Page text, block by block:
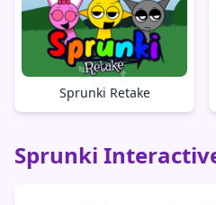
Sprunki Retake
Sprunki